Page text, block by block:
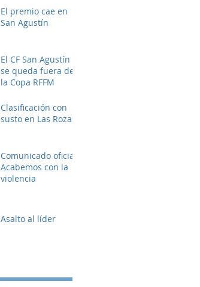
El premio cae en
San Agustín
El CF San Agustín
se queda fuera de
la Copa RFFM
Clasificación con
susto en Las Rozas
Comunicado oficial:
Acabemos con la
violencia
Asalto al líder